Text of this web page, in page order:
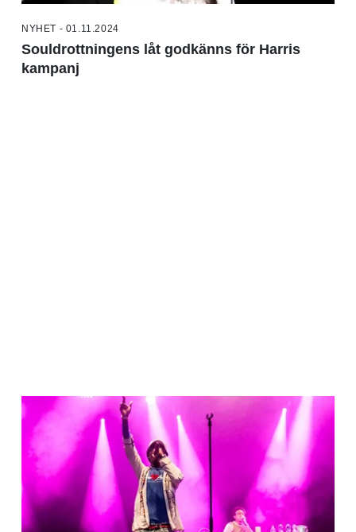
NYHET - 01.11.2024
Souldrottningens låt godkänns för Harris
kampanj